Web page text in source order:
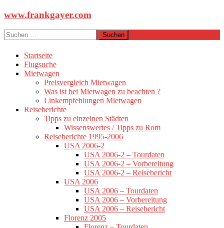
Zum
springen
www.frankgayer.com
Suchen
nach:
Startseite
Flugsuche
Mietwagen
Preisvergleich Mietwagen
Was ist bei Mietwagen zu beachten ?
Linkempfehlungen Mietwagen
Reiseberichte
Tipps zu einzelnen Städten
Wissenswertes / Tipps zu Rom
Reiseberichte 1995-2006
USA 2006-2
USA 2006-2 – Tourdaten
USA 2006-2 – Vorbereitung
USA 2006-2 – Reisebericht
USA 2006
USA 2006 – Tourdaten
USA 2006 – Vorbereitung
USA 2006 – Reisebericht
Florenz 2005